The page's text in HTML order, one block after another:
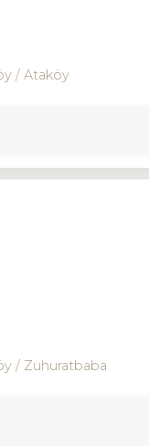
/ Ataköy
/ Zuhuratbaba